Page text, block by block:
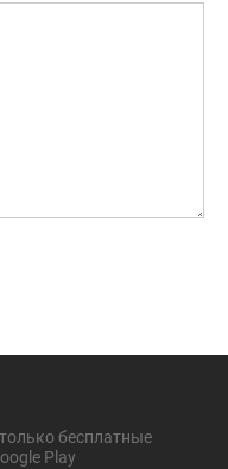
бесплатные
Play